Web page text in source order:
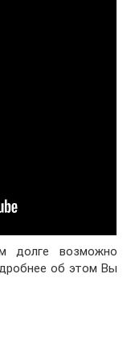
долге возможно
об этом Вы